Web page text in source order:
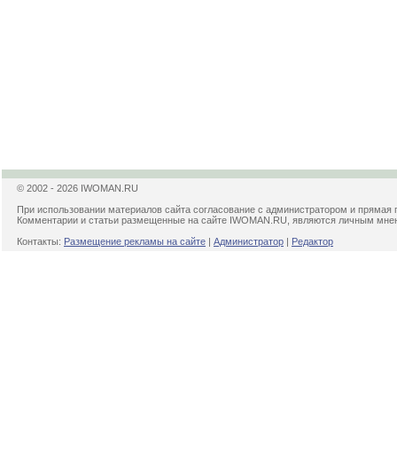
© 2002 - 2026 IWOMAN.RU
При использовании материалов сайта согласование с администратором и прямая
Комментарии и статьи размещенные на сайте IWOMAN.RU, являются личным
Контакты: Размещение рекламы на сайте | Администратор | Редактор